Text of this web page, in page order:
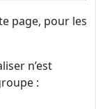
page, pour les
n’est
: